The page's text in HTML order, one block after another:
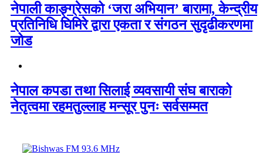
नेपाली काङ्ग्रेसको ‘जरा अभियान’ बारामा, केन्द्रीय
प्रतिनिधि घिमिरे द्वारा एकता र संगठन सुदृढीकरणमा
जोड
नेपाल कपडा तथा सिलाई व्यवसायी संघ बाराको
नेतृत्वमा रहमतुल्लाह मन्सूर पुनः सर्वसम्मत